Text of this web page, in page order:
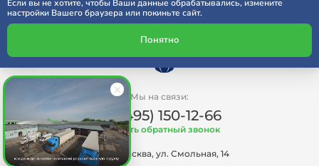
Мы на связи:
+7 (495) 150-12-66
Заказать обратный звонок
г. Москва, ул. Смольная, 14
Если вы не хотите, чтобы Ваши данные обрабатывались, измените
настройки Вашего браузера или покиньте сайт.
Понятно